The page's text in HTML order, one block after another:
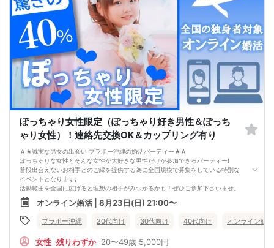
改善
異性が求めていることを理解し、
それを自然に伝えられる自分に変わることで、
好きな女性から選ばれるようになります。
婚活戦略セミナーでは、恋愛や婚活で悩む男性が
短期間で変化と成果を実感できる方法をお伝えします。
【注意事項】
・セミナー中はカメラをオン（お顔を出して）での受講をお願いします。
（屋外、車内からのご参加や、途中入室、退出はご遠慮下さい。）
【キャンセル規定】
セミナー準備の都合上、当日無断キャンセルの場合は、3,000円のキャンセル料を
お支払いいただきます。
ぽっちゃり女性限定（ぽっちゃり好き男性＆ぽっち
ゃり女性）！連絡先交換OK＆カップリング有り
☆★誠実な男女の出会い ブラボー沖縄の婚活パーティー★☆
ぽっちゃりな女性とそんな女性が大好きな男性だけが参加できるパーティー!
普段出会えないお相手とのご縁を提供する為に全国規模で募集をしている特別な
イベントとなります｡
活動範囲を全国に広げると理想の相手がみつかるかも！ぜひご参加下さいませ。
【注意事項】
・全国各地に募集しております。お相手の居住地はご自身の居住地と異なる場合
がございます。
等をご準備下さい。
オンライン婚活 | 8月23日(日) 21:00〜
ブラボー沖縄 20代向け 30代向け 40代向け オンライン婚活
女性 残りわずか 20〜49歳 5,000円